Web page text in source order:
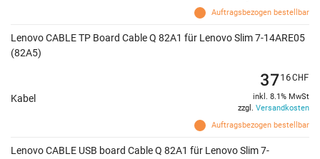
Auftragsbezogen bestellbar
Lenovo CABLE TP Board Cable Q 82A1 für Lenovo Slim 7-14ARE05
(82A5)
Kabel
Auftragsbezogen bestellbar
3716CHF
inkl. 8.1% MwSt
zzgl. Versandkosten
Lenovo CABLE USB board Cable Q 82A1 für Lenovo Slim 7-